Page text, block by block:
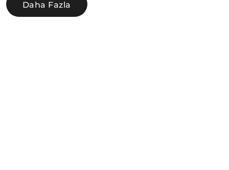
Daha Fazla